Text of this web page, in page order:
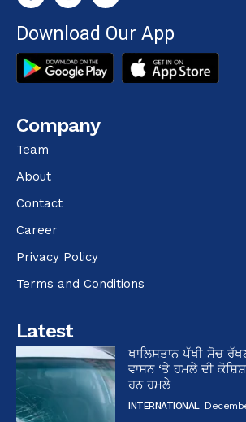
Download Our App
Company
Team
About
Contact
Career
Privacy Policy
Terms and Conditions
Latest
ਖਾਲਿਸਤਾਨ ਪੱਖੀ ਸੋਚ
ਵਾਸਨ ‘ਤੇ ਹਮਲੇ ਦੀ
ਹਨ ਹਮਲੇ
INTERNATIONAL